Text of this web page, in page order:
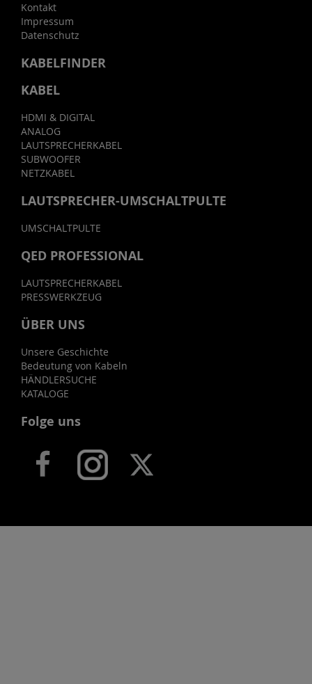
Kontakt
Impressum
Datenschutz
KABELFINDER
KABEL
HDMI & DIGITAL
ANALOG
LAUTSPRECHERKABEL
SUBWOOFER
NETZKABEL
LAUTSPRECHER-UMSCHALTPULTE
UMSCHALTPULTE
QED PROFESSIONAL
LAUTSPRECHERKABEL
PRESSWERKZEUG
ÜBER UNS
Unsere Geschichte
Bedeutung von Kabeln
HÄNDLERSUCHE
KATALOGE
Folge uns